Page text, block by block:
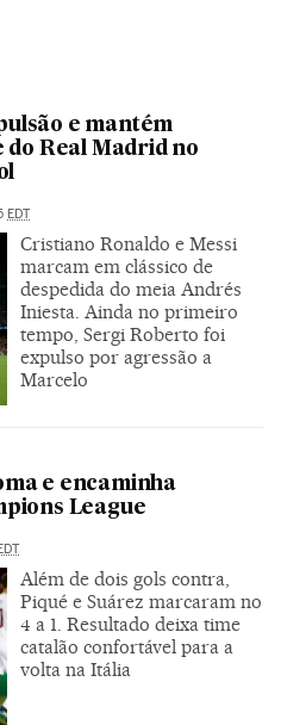
e mantém
Real Madrid no
EDT
Cristiano Ronaldo e Messi
marcam em clássico de
despedida do meia Andrés
Iniesta. Ainda no primeiro
tempo, Sergi Roberto foi
expulso por agressão a
Marcelo
e encaminha
League
Além de dois gols contra,
Piqué e Suárez marcaram no
4 a 1. Resultado deixa time
catalão confortável para a
volta na Itália